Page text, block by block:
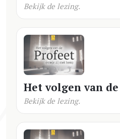
Bekijk de lezing.
Het volgen van
Bekijk de lezing.